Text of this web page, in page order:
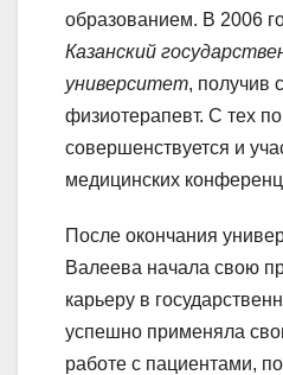
образованием. В 2006
Казанский
университет, получив
физиотерапевт. С тех
совершенствуется и
медицинских
После окончания
Валеева начала свою
карьеру в
успешно применяла
работе с пациентами,